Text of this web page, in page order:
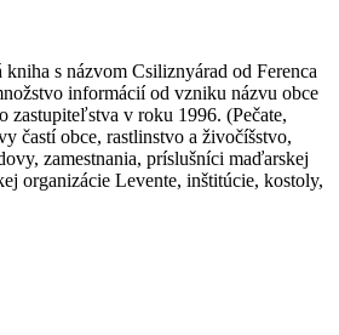
kniha s názvom Csiliznyárad od Ferenca
informácií od vzniku názvu obce
zastupiteľstva v roku 1996. (Pečate,
častí obce, rastlinstvo a živočíšstvo,
, zamestnania, príslušníci maďarskej
organizácie Levente, inštitúcie, kostoly,